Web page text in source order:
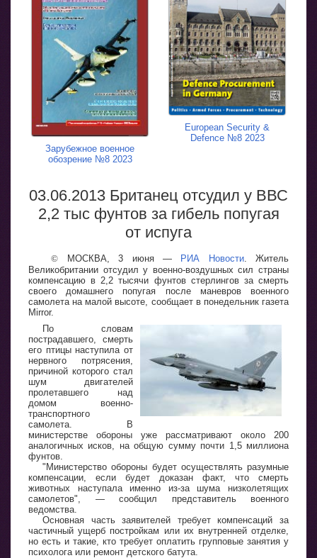
Зарубежное военное
обозрение №8 2023
European Security &
Defence №8 2023
03.06.2013 Британец отсудил у ВВС
2,2 тыс фунтов за гибель попугая
от испуга
© МОСКВА, 3 июня — РИА Новости. Житель
Великобритании отсудил у военно-воздушных сил страны
компенсацию в 2,2 тысячи фунтов стерлингов за смерть
своего домашнего попугая после маневров военного
самолета на малой высоте, сообщает в понедельник газета
Mirror.
По словам
пострадавшего, смерть
его птицы наступила от
нервного потрясения,
причиной которого стал
шум двигателей
пролетавшего над
домом военно-
транспортного
самолета. В
министерстве обороны уже рассматривают около 200
аналогичных исков, на общую сумму почти 1,5 миллиона
фунтов.
"Министерство обороны будет осуществлять разумные
компенсации, если будет доказан факт, что смерть
животных наступала именно из-за шума низколетящих
самолетов", — сообщил представитель военного
ведомства.
Основная часть заявителей требует компенсаций за
частичный ущерб постройкам или их внутренней отделке,
но есть и такие, кто требует оплатить групповые занятия у
психолога или ремонт детского батута.